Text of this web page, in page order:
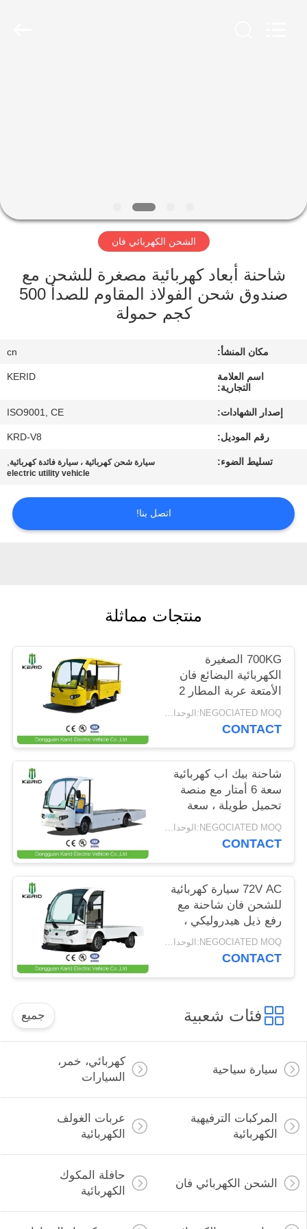
حولنا
في
المصنع
الجودة
اتصل
أخبار
اطلب
سياسة
الخصوصية
الشحن الكهربائي فان
شاحنة أبعاد كهربائية مصغرة للشحن مع
صندوق شحن الفولاذ المقاوم للصدأ 500
كجم حمولة
مكان المنشأ: cn
اسم العلامة
التجارية:
KERID
إصدار الشهادات: ISO9001, CE
رقم الموديل: KRD-V8
تسليط الضوء: سيارة شحن كهربائية ، سيارة فائدة كهربائية,
electric utility vehicle
اتصل بنا!
منتجات مماثلة
700KG الصغيرة
الكهربائية البضائع فان
الأمتعة عربة المطار 2
مقاعد مع شهادة CE
NEGOCIATED MOQ:الوحدات 2
CONTACT
شاحنة بيك اب كهربائية
سعة 6 أمتار مع منصة
تحميل طويلة ، سعة
تحميل 2 طن
NEGOCIATED MOQ:الوحدات 2
CONTACT
72V AC سيارة كهربائية
للشحن فان شاحنة مع
رفع ذيل هيدروليكي ،
قدرة التحميل 1.5 طن
NEGOCIATED MOQ:الوحدات 2
CONTACT
فئات شعبية جميع
سيارة سياحية
كهربائي، خمر،
السيارات
المركبات الترفيهية
الكهربائية
عربات الغولف
الكهربائية
الشحن الكهربائي فان
حافلة المكوك
الكهربائية